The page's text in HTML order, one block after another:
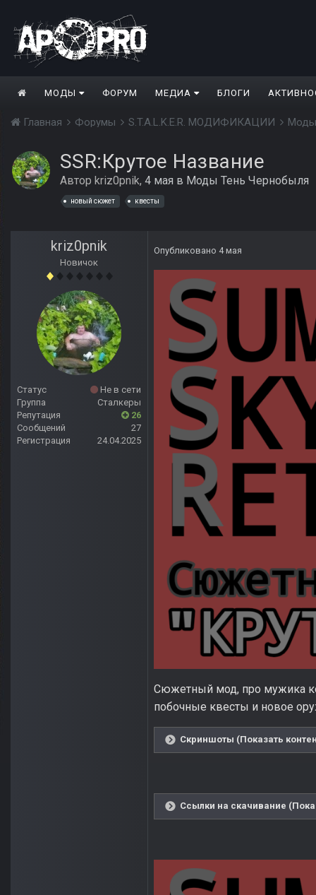
МОДЫ ФОРУМ МЕДИА БЛОГИ
Главная Форумы S.T.A.L.K.E.R. МОДИФИКАЦИИ
SSR:Крутое Название
Автор kriz0pnik, 4 мая в Моды Тень Чернобыля
новый сюжет квесты
kriz0pnik
Новичок
Статус
Не в сети
Группа
Сталкеры
Репутация
26
Сообщений
27
Регистрация
24.04.2025
Опубликовано 4 мая
Сюжетный мод, про мужика
побочные квесты и новое
Скриншоты (Показать
Ссылки на скачивание